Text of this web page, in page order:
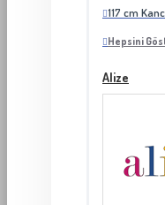
117 cm
Hepsini
Alize